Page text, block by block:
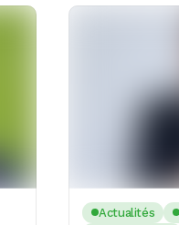
Actualités